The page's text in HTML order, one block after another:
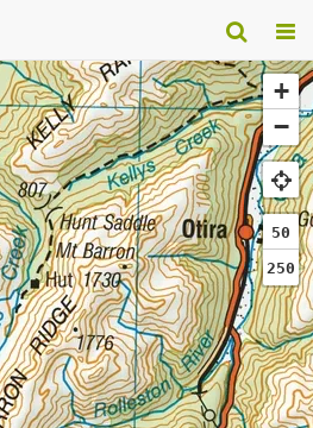
+
−
50
250